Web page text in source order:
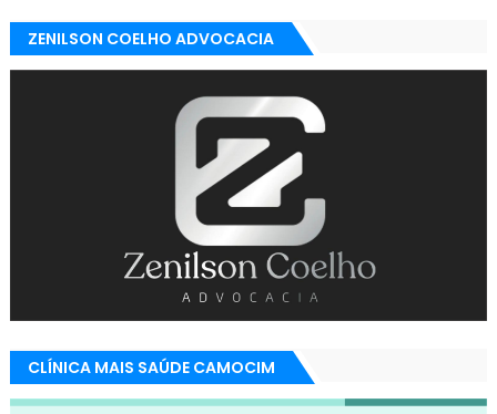
ZENILSON COELHO ADVOCACIA
CLÍNICA MAIS SAÚDE CAMOCIM